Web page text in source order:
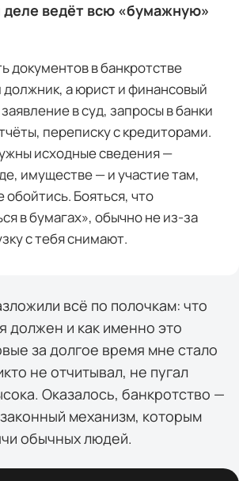
деле ведёт всю «бумажную»
документов в банкротстве
должник, а юрист и финансовый
в суд, запросы в банки
переписку с кредиторами.
исходные сведения —
имуществе — и участие там,
обойтись. Бояться, что
в бумагах», обычно не из-за
с тебя снимают.
всё по полочкам: что
должен и как именно это
за долгое время мне стало
не отчитывал, не пугал
Оказалось, банкротство —
механизм, которым
обычных людей.